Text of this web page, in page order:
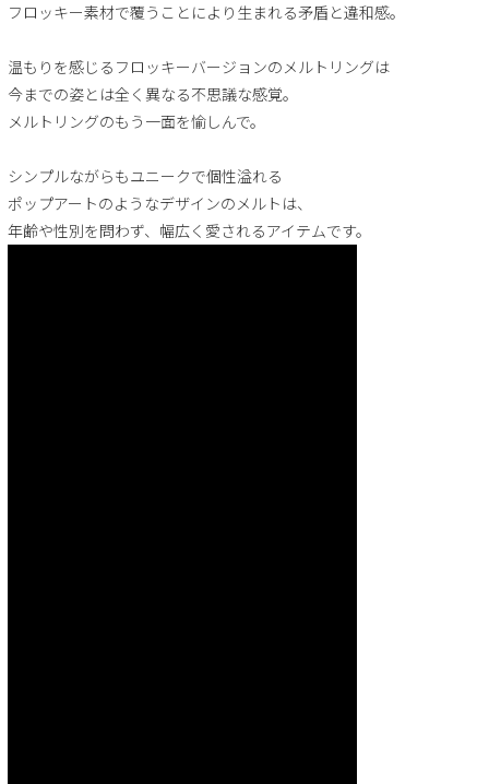
フロッキー素材で覆うことにより生まれる矛盾と違和感。
温もりを感じるフロッキーバージョンのメルトリングは
今までの姿とは全く異なる不思議な感覚。
メルトリングのもう一面を愉しんで。
シンプルながらもユニークで個性溢れる
ポップアートのようなデザインのメルトは、
年齢や性別を問わず、幅広く愛されるアイテムです。